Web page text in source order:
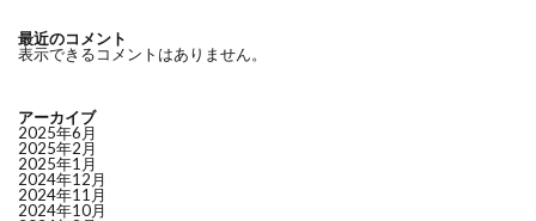
最近のコメント
表示できるコメントはありません。
アーカイブ
2025年6月
2025年2月
2025年1月
2024年12月
2024年11月
2024年10月